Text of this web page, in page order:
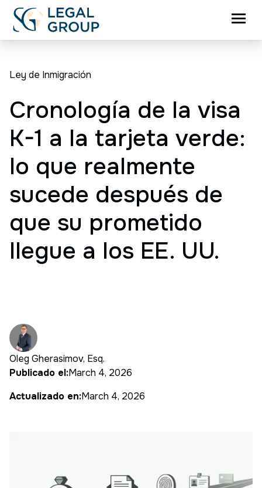
Ley de Inmigración
Cronología de la visa
K-1 a la tarjeta verde:
lo que realmente
sucede después de
que su prometido
llegue a los EE. UU.
Oleg Gherasimov, Esq.
Publicado el:March 4, 2026
Actualizado en:March 4, 2026